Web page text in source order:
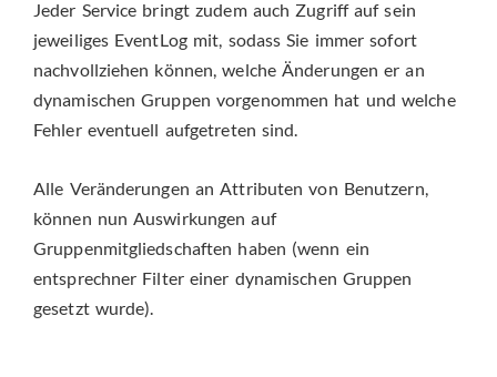
Jeder Service bringt zudem auch Zugriff auf sein
jeweiliges EventLog mit, sodass Sie immer sofort
nachvollziehen können, welche Änderungen er an
dynamischen Gruppen vorgenommen hat und welche
Fehler eventuell aufgetreten sind.
Alle Veränderungen an Attributen von Benutzern,
können nun Auswirkungen auf
Gruppenmitgliedschaften haben (wenn ein
entsprechner Filter einer dynamischen Gruppen
gesetzt wurde).